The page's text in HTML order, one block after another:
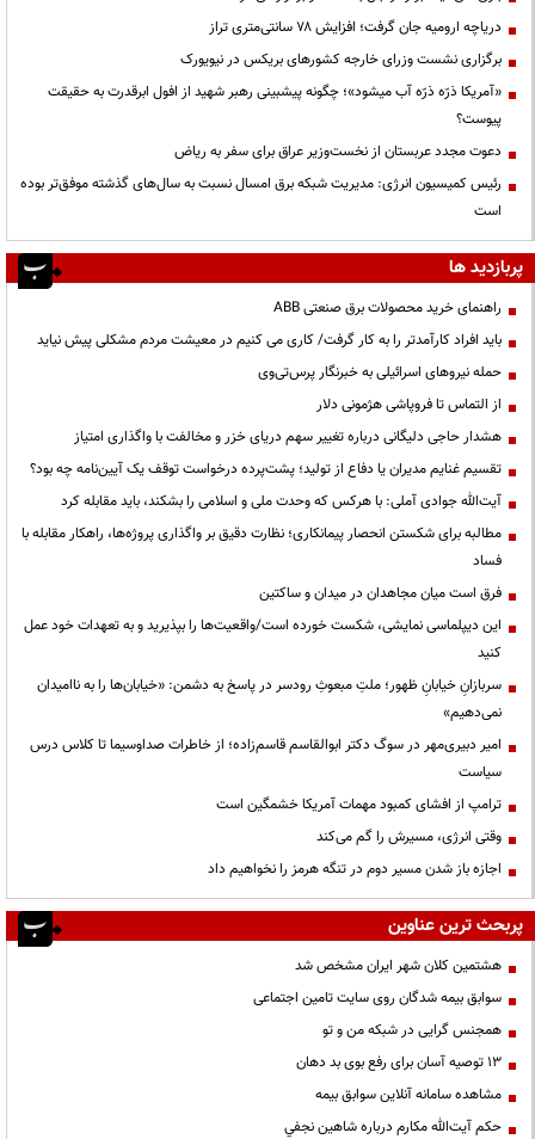
دریاچه ارومیه جان گرفت؛ افزایش ۷۸ سانتی‌متری تراز
برگزاری نشست وزرای خارجه کشورهای بریکس در نیویورک
«آمریکا ذرّه ذرّه آب میشود»؛ چگونه پیشبینی رهبر شهید از افول ابرقدرت به حقیقت
پیوست؟
دعوت مجدد عربستان از نخست‌وزیر عراق برای سفر به ریاض
رئیس کمیسیون انرژی: مدیریت شبکه برق امسال نسبت به سال‌های گذشته موفق‌تر بوده
است
پربازدید ها
راهنمای خرید محصولات برق صنعتی ABB
باید افراد کارآمدتر را به کار گرفت/ کاری می کنیم در معیشت مردم مشکلی پیش نیاید
حمله نیروهای اسرائیلی به خبرنگار پرس‌تی‌وی
از التماس تا فروپاشی هژمونی دلار
هشدار حاجی دلیگانی درباره تغییر سهم دریای خزر و مخالفت با واگذاری امتیاز
تقسیم غنایم مدیران یا دفاع از تولید؛ پشت‌پرده درخواست توقف یک آیین‌نامه چه بود؟
آیت‌الله جوادی آملی: با هرکس که وحدت ملی و اسلامی را بشکند، باید مقابله کرد
مطالبه برای شکستن انحصار پیمانکاری؛ نظارت دقیق بر واگذاری پروژه‌ها، راهکار مقابله با
فساد
فرق است میان مجاهدان در میدان و ساکتین
این دیپلماسی نمایشی، شکست خورده است/واقعیت‌ها را بپذیرید و به تعهدات خود عمل
کنید
سربازانِ خیابانِ ظهور؛ ملتِ مبعوثِ رودسر در پاسخ به دشمن: «خیابان‌ها را به ناامیدان
نمی‌دهیم»
امیر دبیری‌مهر در سوگ دکتر ابوالقاسم قاسم‌زاده؛ از خاطرات صداوسیما تا کلاس درس
سیاست
ترامپ از افشای کمبود مهمات آمریکا خشمگین است
وقتی انرژی، مسیرش را گم می‌کند
اجازه باز شدن مسیر دوم در تنگه هرمز را نخواهیم داد
پربحث ترین عناوین
هشتمین کلان شهر ایران مشخص شد
سوابق بیمه شدگان روی سایت تامین اجتماعی
همجنس گرایی در شبکه من و تو
13 توصیه آسان برای رفع بوی بد دهان
مشاهده سامانه آنلاين سوابق بیمه
حكم آيت‌الله مكارم درباره شاهين نجفي